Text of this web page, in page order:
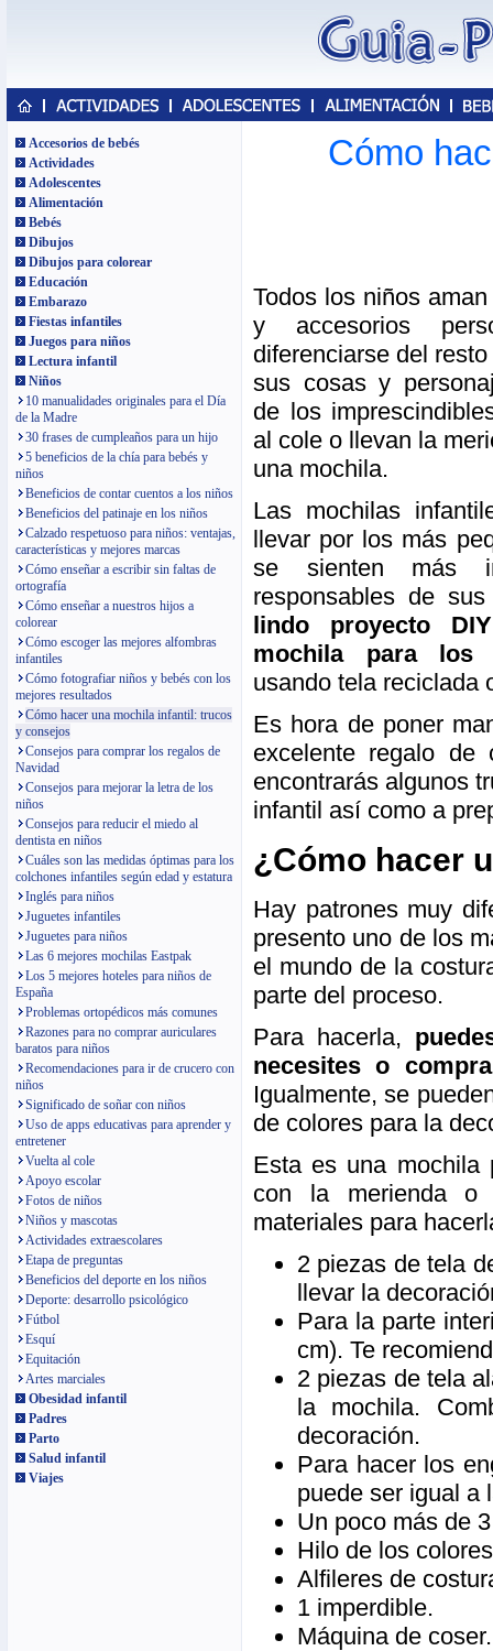
Accesorios de bebés
Actividades
Adolescentes
Alimentación
Bebés
Dibujos
Dibujos para colorear
Educación
Embarazo
Fiestas infantiles
Juegos para niños
Lectura infantil
Niños
10 manualidades originales para el Día
de la Madre
30 frases de cumpleaños para un hijo
5 beneficios de la chía para bebés y
niños
Beneficios de contar cuentos a los niños
Beneficios del patinaje en los niños
Calzado respetuoso para niños: ventajas,
características y mejores marcas
Cómo enseñar a escribir sin faltas de
ortografía
Cómo enseñar a nuestros hijos a
colorear
Cómo escoger las mejores alfombras
infantiles
Cómo fotografiar niños y bebés con los
mejores resultados
Cómo hacer una mochila infantil: trucos
y consejos
Consejos para comprar los regalos de
Navidad
Consejos para mejorar la letra de los
niños
Consejos para reducir el miedo al
dentista en niños
Cuáles son las medidas óptimas para los
colchones infantiles según edad y estatura
Inglés para niños
Juguetes infantiles
Juguetes para niños
Las 6 mejores mochilas Eastpak
Los 5 mejores hoteles para niños de
España
Problemas ortopédicos más comunes
Razones para no comprar auriculares
baratos para niños
Recomendaciones para ir de crucero con
niños
Significado de soñar con niños
Uso de apps educativas para aprender y
entretener
Vuelta al cole
Apoyo escolar
Fotos de niños
Niños y mascotas
Actividades extraescolares
Etapa de preguntas
Beneficios del deporte en los niños
Deporte: desarrollo psicológico
Fútbol
Esquí
Equitación
Artes marciales
Obesidad infantil
Padres
Parto
Salud infantil
Viajes
Cómo
Todos los niños
y accesorios
diferenciarse del
sus cosas y
de los
al cole o llevan la
una mochila.
Las mochilas
llevar por los más
se sienten más
responsables de
lindo proyecto
mochila para los
usando tela reciclada
Es hora de poner
excelente regalo de
encontrarás algunos
infantil así como a
¿Cómo hacer
Hay patrones muy
presento uno de los
el mundo de la
parte del proceso.
Para hacerla,
necesites o
Igualmente, se
de colores para la
Esta es una mochila
con la merienda o
materiales para
2 piezas de tela
llevar la
Para la parte
cm). Te
2 piezas de tela
la mochila.
decoración.
Para hacer los
puede ser igual a
Un poco más de
Hilo de los
Alfileres de
1 imperdible.
Máquina de coser.